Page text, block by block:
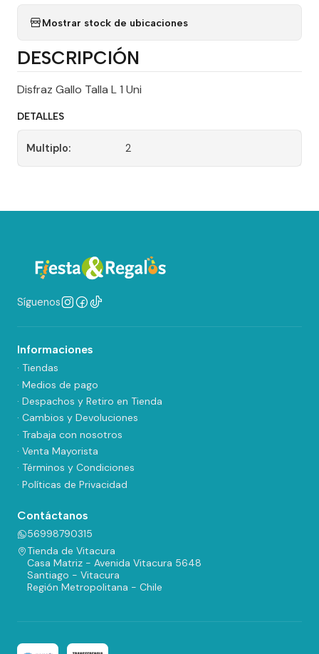
Mostrar stock de ubicaciones
DESCRIPCIÓN
Disfraz Gallo Talla L 1 Uni
DETALLES
Multiplo: 2
Síguenos
Informaciones
· Tiendas
· Medios de pago
· Despachos y Retiro en Tienda
· Cambios y Devoluciones
· Trabaja con nosotros
· Venta Mayorista
· Términos y Condiciones
· Políticas de Privacidad
Contáctanos
56998790315
Tienda de Vitacura
Casa Matriz - Avenida Vitacura 5648
Santiago - Vitacura
Región Metropolitana - Chile